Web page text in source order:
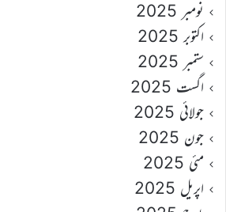
نومبر 2025
اکتوبر 2025
ستمبر 2025
اگست 2025
جولائی 2025
جون 2025
مئی 2025
اپریل 2025